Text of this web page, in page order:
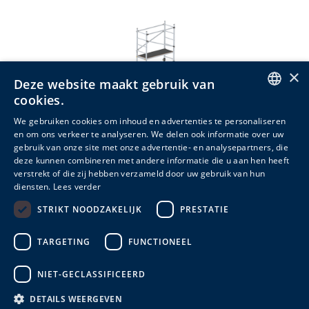
Easywork
Meer info
DUTCH
FRENCH
×
Deze website maakt gebruik van
cookies.
We gebruiken cookies om inhoud en advertenties te personaliseren
en om ons verkeer te analyseren. We delen ook informatie over uw
gebruik van onze site met onze advertentie- en analysepartners, die
deze kunnen combineren met andere informatie die u aan hen heeft
verstrekt of die zij hebben verzameld door uw gebruik van hun
diensten. Lees verder
STRIKT NOODZAKELIJK
PRESTATIE
TARGETING FUNCTIONEEL
NIET-GECLASSIFICEERD
DETAILS WEERGEVEN